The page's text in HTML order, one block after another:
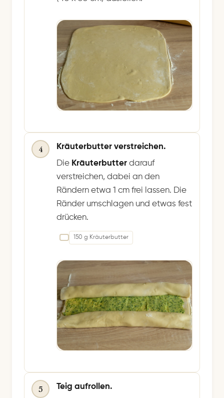
4
Kräuterbutter verstreichen.
Die Kräuterbutter darauf
verstreichen, dabei an den
Rändern etwa 1 cm frei lassen. Die
Ränder umschlagen und etwas fest
drücken.
150 g Kräuterbutter
5
Teig aufrollen.